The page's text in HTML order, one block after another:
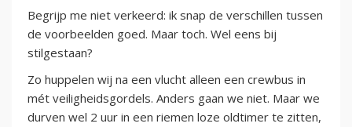
Begrijp me niet verkeerd: ik snap de verschillen tussen
de voorbeelden goed. Maar toch. Wel eens bij
stilgestaan?
Zo huppelen wij na een vlucht alleen een crewbus in
mét veiligheidsgordels. Anders gaan we niet. Maar we
durven wel 2 uur in een riemen loze oldtimer te zitten,